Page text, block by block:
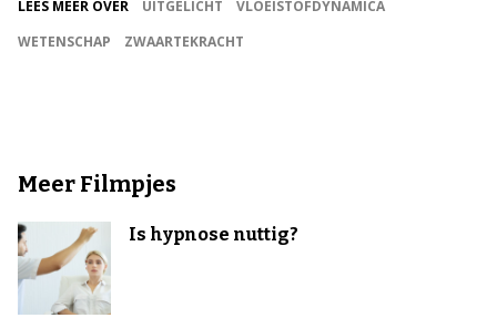
LEES MEER OVER UITGELICHT
VLOEISTOFDYNAMICA
WETENSCHAP
ZWAARTEKRACHT
Meer Filmpjes
Is hypnose nuttig?